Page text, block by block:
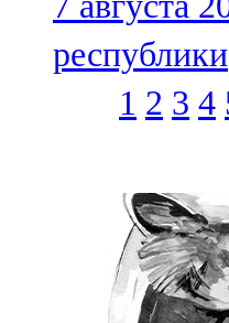
республики
1 2 3 4